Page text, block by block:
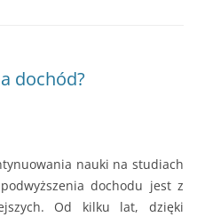
dochód?
nauki na studiach
dochodu jest z
Od kilku lat, dzięki